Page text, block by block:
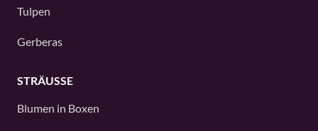
Tulpen
Gerberas
STRÄUSSE
Blumen in Boxen